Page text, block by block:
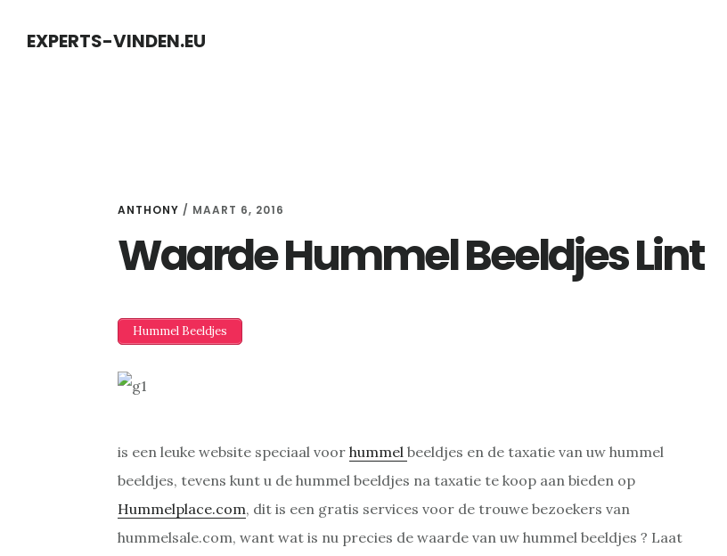
EXPERTS-VINDEN.EU
ANTHONY / MAART 6, 2016
Waarde Hummel Beeldjes Lint
Hummel Beeldjes
is een leuke website speciaal voor hummel beeldjes en de taxatie van uw hummel
beeldjes, tevens kunt u de hummel beeldjes na taxatie te koop aan bieden op
Hummelplace.com, dit is een gratis services voor de trouwe bezoekers van
hummelsale.com, want wat is nu precies de waarde van uw hummel beeldjes ? Laat